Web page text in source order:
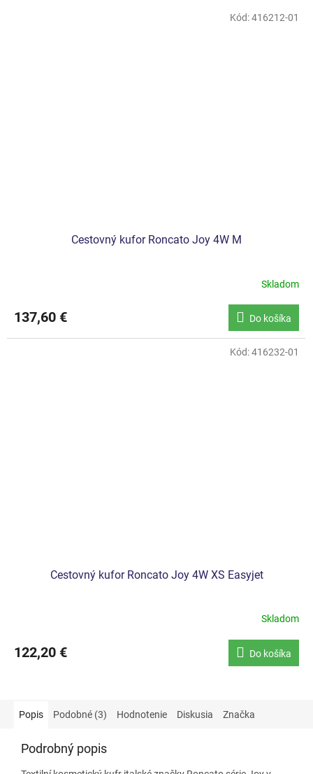
Cestovný kufor Roncato Joy 4W M
Skladom
137,60 € Do košíka
Kód:416212-01
Cestovný kufor Roncato Joy 4W XS Easyjet
Skladom
122,20 € Do košíka
Kód:416232-01
Popis Podobné (3) Hodnotenie Diskusia Značka
Podrobný popis